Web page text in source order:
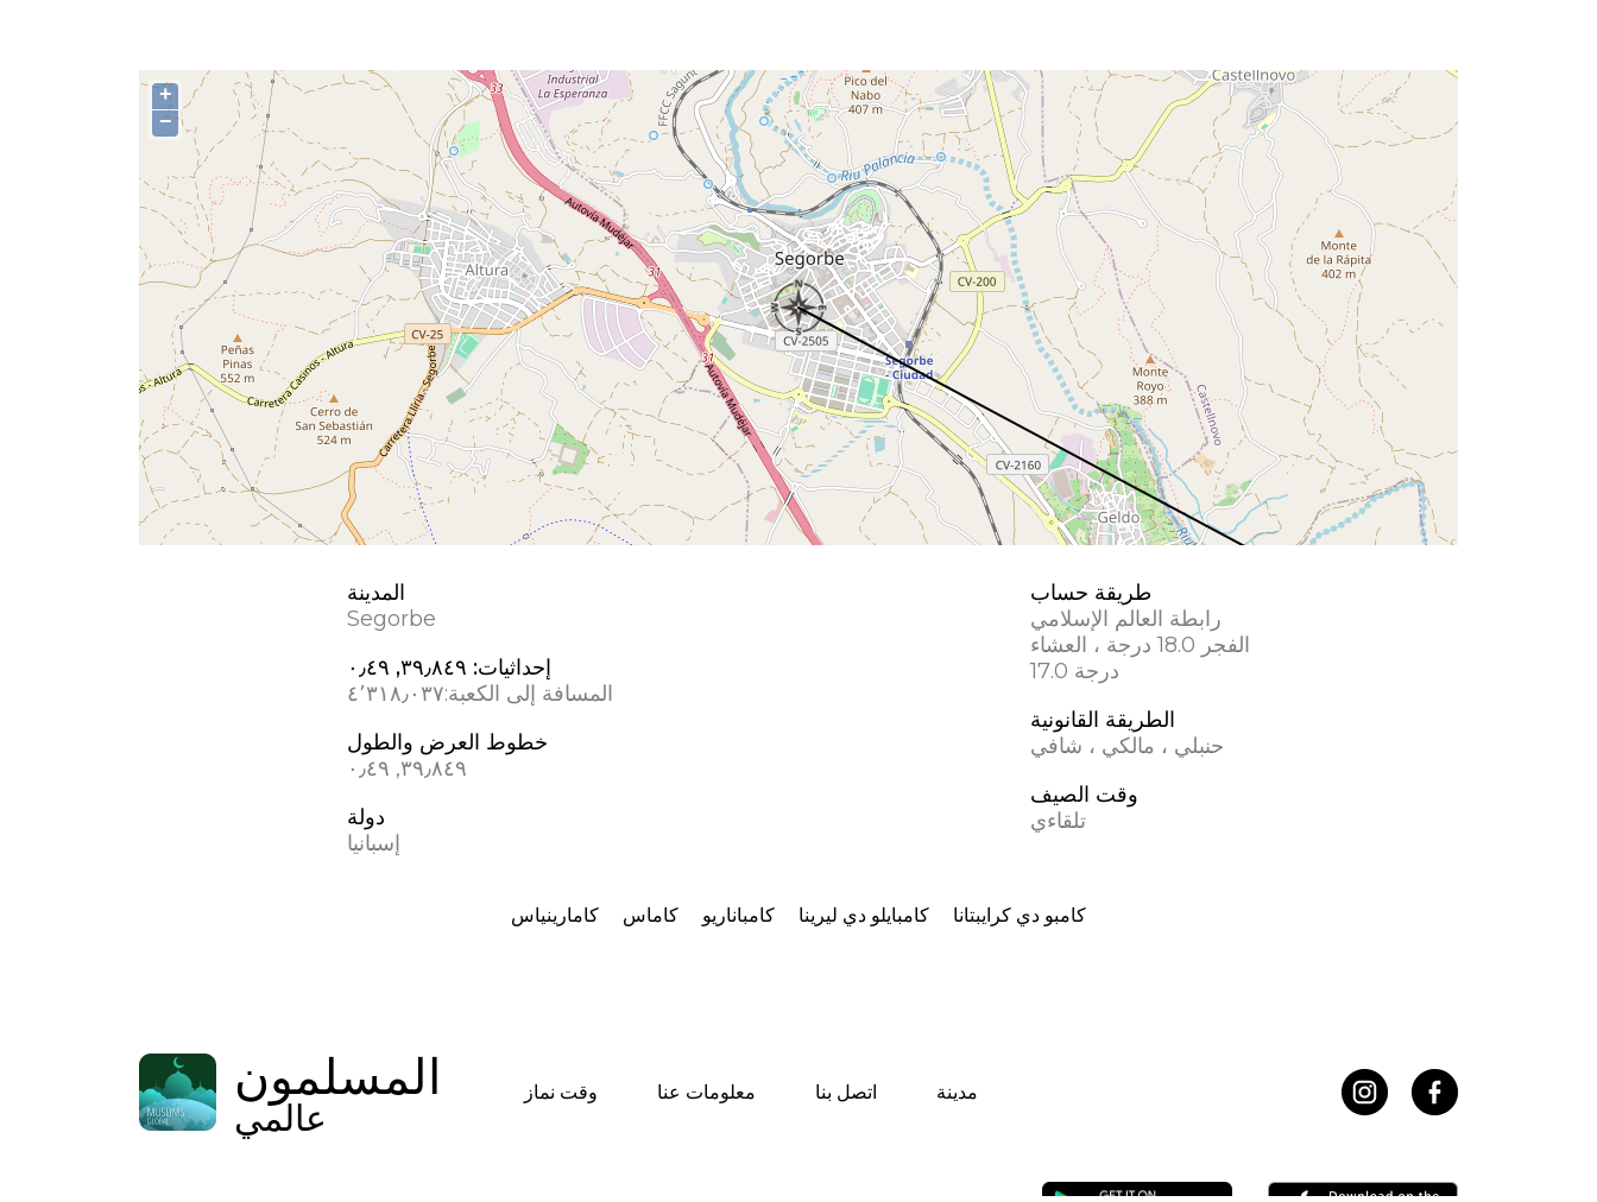
+
−
المدينة
Segorbe
إحداثيات: ٣٩٫٨٤٩, ؜٠٫٤٩
المسافة إلى الكعبة:٤٬٣١٨٫٠٣٧
خطوط العرض والطول
٣٩٫٨٤٩, ؜٠٫٤٩
دولة
إسبانيا
طريقة حساب
رابطة العالم الإسلامي
الفجر 18.0 درجة ، العشاء
17.0 درجة
الطريقة القانونية
حنبلي ، مالكي ، شافي
وقت الصيف
تلقاءي
كامارينياس كاماس كامباناريو كامبايلو دي ليرينا كامبو دي كرايبتانا
المسلمون
عالمي وقت نماز معلومات عنا اتصل بنا مدينة